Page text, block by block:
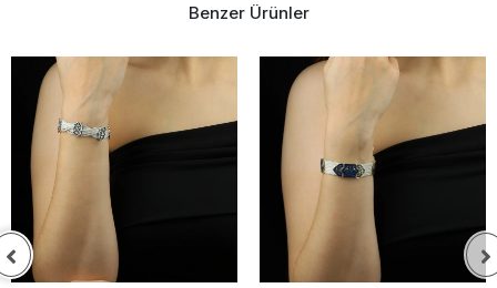
Benzer Ürünler